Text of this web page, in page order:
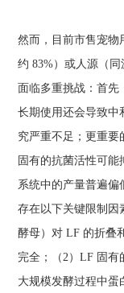
然而，目前市售宠物
约 83%）或人源（
面临多重挑战：首先
长期使用还会导致中
究严重不足；更重
固有的抗菌活性可
系统中的产量普遍偏
存在以下关键限制因
酵母）对 LF 的折叠
完全；（2）LF 固有
大规模发酵过程中蛋